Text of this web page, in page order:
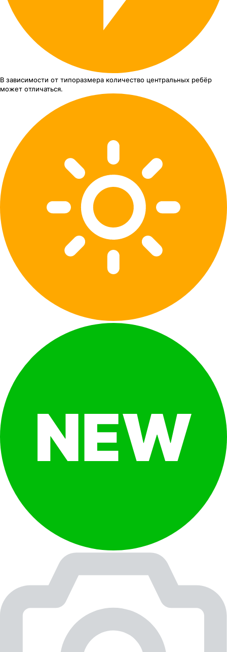
В зависимости от типоразмера количество центральных ребёр
может отличаться.